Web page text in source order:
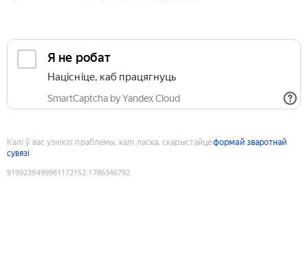
Я не робат
Націсніце, каб працягнуць
SmartCaptcha by Yandex Cloud
Калі ў вас узніклі праблемы, калі ласка, скарыстайцеформай зваротнай
сувязі
9199239499981172152:1786346792